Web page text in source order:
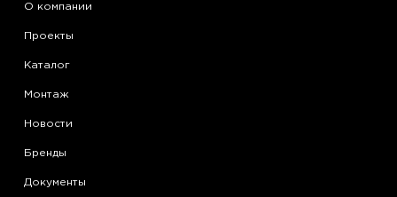
О компании
Проекты
Каталог
Монтаж
Новости
Бренды
Документы